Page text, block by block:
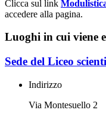
Clicca sul link
accedere alla pagina.
Luoghi in cui viene
Sede del Liceo
Indirizzo
Via Montesuello 2